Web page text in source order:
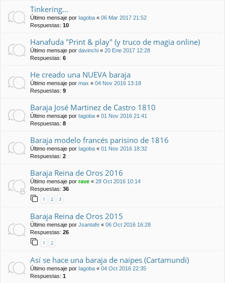
Tinkering...
Último mensaje por Iagoba « 06 Mar 2017 21:52
Respuestas: 10
Hanafuda "Print & play" (y truco de magia online)
Último mensaje por davinchi « 20 Ene 2017 12:28
Respuestas: 6
He creado una NUEVA baraja
Último mensaje por max « 04 Nov 2016 13:18
Respuestas: 9
Baraja José Martinez de Castro 1810
Último mensaje por Iagoba « 01 Nov 2016 21:41
Respuestas: 8
Baraja modelo francés parisino de 1816
Último mensaje por Iagoba « 01 Nov 2016 18:32
Respuestas: 2
Baraja Reina de Oros 2016
Último mensaje por rave « 28 Oct 2016 10:14
Respuestas: 36
1 2 3
Baraja Reina de Oros 2015
Último mensaje por Jsantafe « 06 Oct 2016 16:28
Respuestas: 26
1 2
Así se hace una baraja de naipes (Cartamundi)
Último mensaje por Iagoba « 04 Oct 2016 22:35
Respuestas: 1